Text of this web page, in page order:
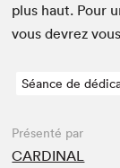
plus haut. Pour
vous devrez
Séance de
Présenté par
CARDINAL